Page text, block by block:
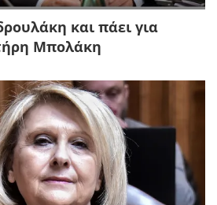
και πάει για
Μπολάκη